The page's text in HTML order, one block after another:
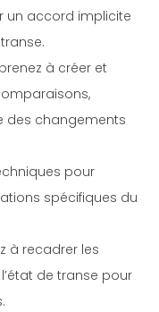
un accord implicite
à créer et
des changements
pour
spécifiques du
à recadrer les
de transe pour